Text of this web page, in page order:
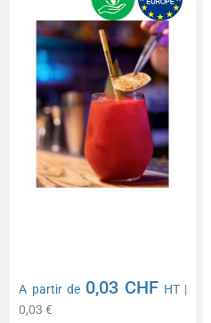
A partir de 0,03 CHF HT|
0,03 €